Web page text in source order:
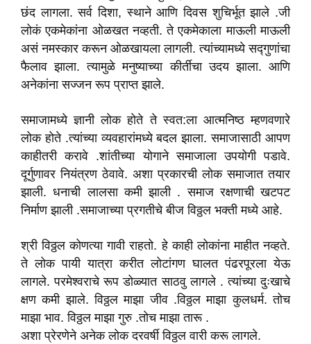
छंद लागला. सर्व दिशा, स्थाने आणि दिवस शुचिर्भूत झाले .जी
लोकं एकमेकांना ओळखत नव्हती. ते एकमेकाला माऊली माऊली
असं नमस्कार करून ओळखायला लागली. त्यांच्यामध्ये सद्गुणांचा
फैलाव झाला. त्यामुळे मनुष्याच्या कीर्तीचा उदय झाला. आणि
अनेकांना सज्जन रूप प्राप्त झाले.
समाजामध्ये ज्ञानी लोक होते ते स्वत:ला आत्मनिष्ठ म्हणवणारे
लोक होते .त्यांच्या व्यवहारांमध्ये बदल झाला. समाजासाठी आपण
काहीतरी करावे .शांतीच्या योगाने समाजाला उपयोगी पडावे.
दूर्गुणावर नियंत्रण ठेवावे. अशा प्रकारची लोक समाजात तयार
झाली. धनाची लालसा कमी झाली . समाज रक्षणाची खटपट
निर्माण झाली .समाजाच्या प्रगतीचे बीज विठ्ठल भक्ती मध्ये आहे.
श्री विठ्ठल कोणत्या गावी राहतो. हे काही लोकांना माहीत नव्हते.
ते लोक पायी यात्रा करीत लोटांगण घालत पंढरपूरला येऊ
लागले. परमेश्वराचे रूप डोळ्यात साठवु लागले . त्यांच्या दुःखाचे
क्षण कमी झाले. विठ्ठल माझा जीव .विठ्ठल माझा कुलधर्म. तोच
माझा भाव. विठ्ठल माझा गुरु .तोच माझा तारू .
अशा प्रेरणेने अनेक लोक दरवर्षी विठ्ठल वारी करू लागले.